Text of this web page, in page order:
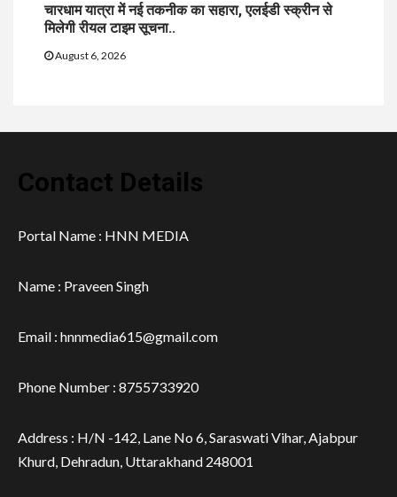
चारधाम यात्रा में नई तकनीक का सहारा, एलईडी स्क्रीन से
मिलेगी रीयल टाइम सूचना..
August 6, 2026
Contact Details
Portal Name : HNN MEDIA
Name : Praveen Singh
Email : hnnmedia615@gmail.com
Phone Number : 8755733920
Address : H/N -142, Lane No 6, Saraswati Vihar, Ajabpur
Khurd, Dehradun, Uttarakhand 248001